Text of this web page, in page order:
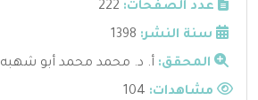
عدد الصفحات: 222
سنة النشر: 1398
المحقق: أ. د. محمد محمد أبو شهبه
مشاهدات: